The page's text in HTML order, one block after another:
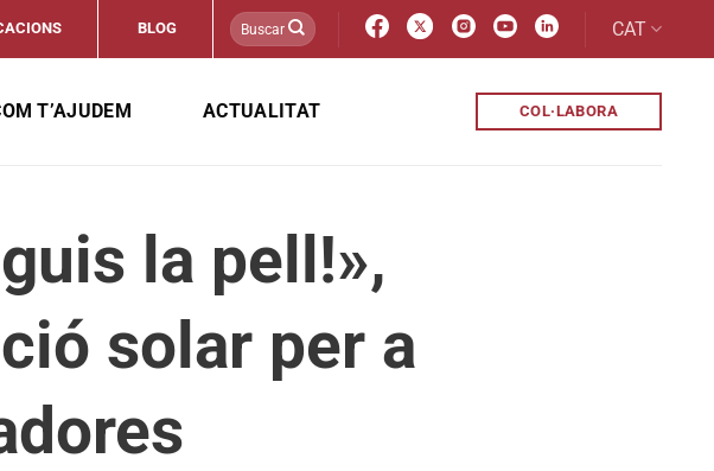
BLOG CAT
T’AJUDEM ACTUALITAT COL·LABORA
la pell!»,
solar per a